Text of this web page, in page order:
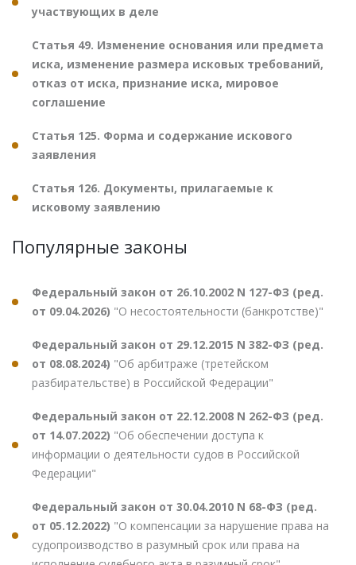
участвующих в деле
Статья 49. Изменение основания или предмета
иска, изменение размера исковых требований,
отказ от иска, признание иска, мировое
соглашение
Статья 125. Форма и содержание искового
заявления
Статья 126. Документы, прилагаемые к
исковому заявлению
Популярные законы
Федеральный закон от 26.10.2002 N 127-ФЗ (ред.
от 09.04.2026) "О несостоятельности (банкротстве)"
Федеральный закон от 29.12.2015 N 382-ФЗ (ред.
от 08.08.2024) "Об арбитраже (третейском
разбирательстве) в Российской Федерации"
Федеральный закон от 22.12.2008 N 262-ФЗ (ред.
от 14.07.2022) "Об обеспечении доступа к
информации о деятельности судов в Российской
Федерации"
Федеральный закон от 30.04.2010 N 68-ФЗ (ред.
от 05.12.2022) "О компенсации за нарушение права на
судопроизводство в разумный срок или права на